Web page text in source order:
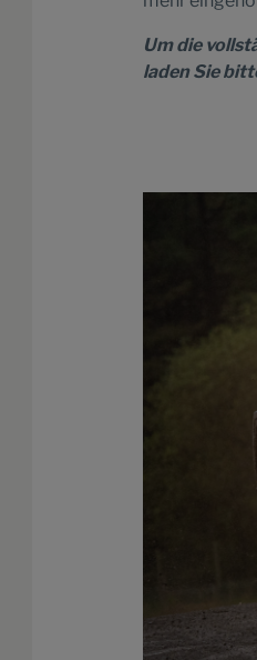
Um die
laden Sie